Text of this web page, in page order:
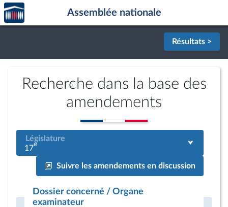
Aller au contenu
Aller en bas de la page
Accèder
à la
page
Assemblée nationale
Résultats >
Recherche dans la base des
amendements
Législature
17e
Suivre les amendements en discussion
Dossier concerné / Organe
examinateur